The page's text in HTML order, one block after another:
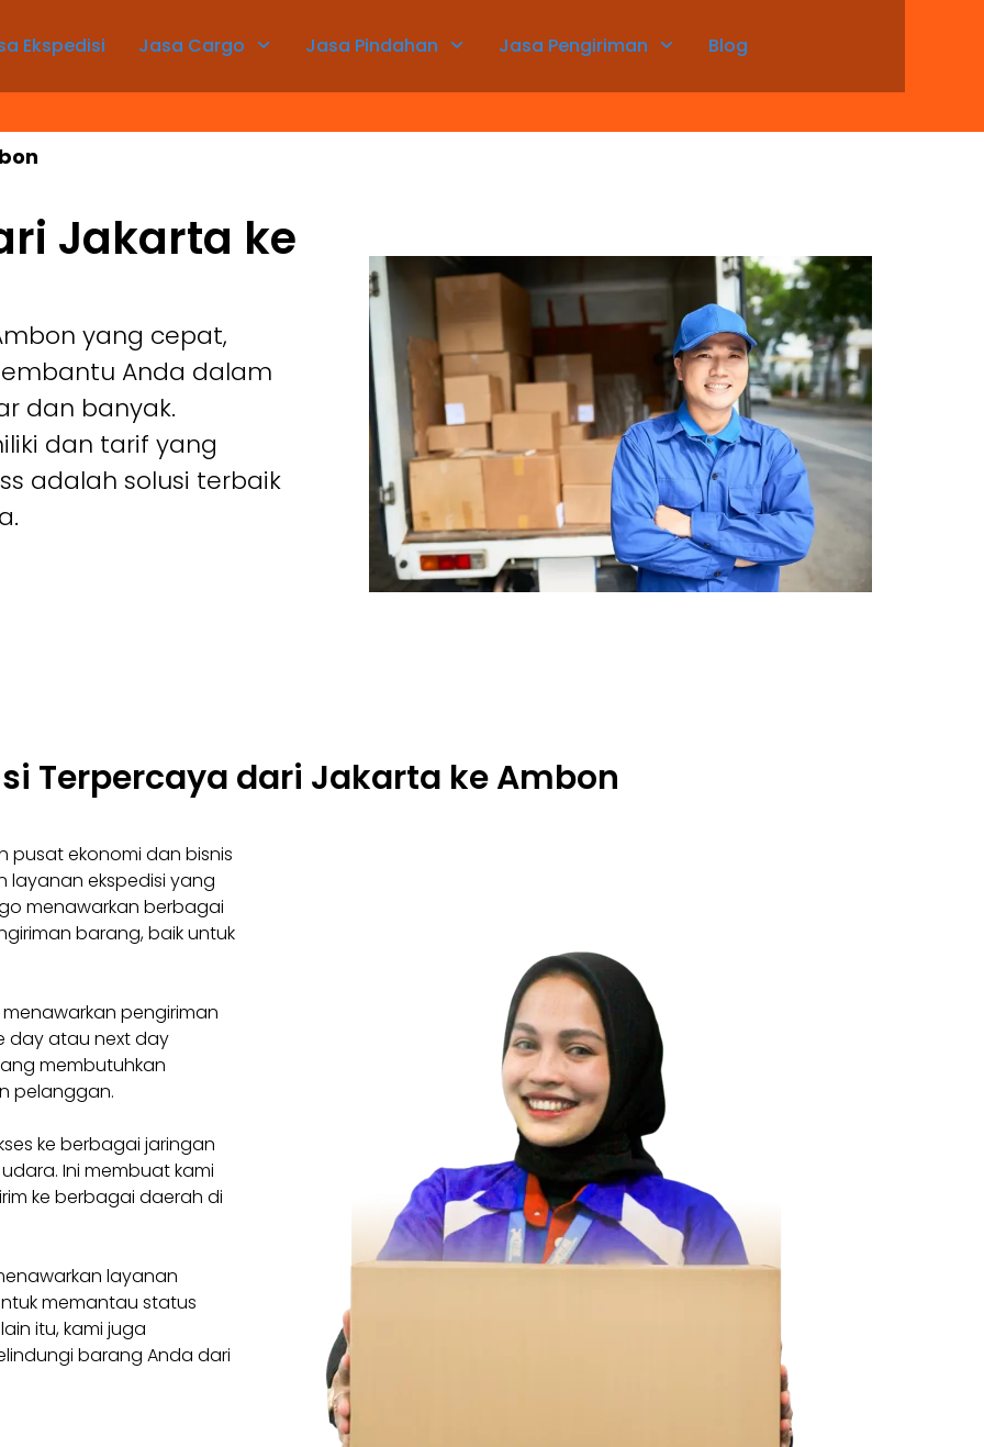
Ekspedisi Jasa Cargo Jasa Pindahan Jasa Pengiriman Blog
Jakarta ke
yang cepat,
Anda dalam
dan banyak.
dan tarif yang
adalah solusi terbaik
Terpercaya dari Jakarta ke Ambon
pusat ekonomi dan bisnis
layanan ekspedisi yang
menawarkan berbagai
barang, baik untuk
pengiriman
day atau next day
membutuhkan
pelanggan.
ke berbagai jaringan
Ini membuat kami
ke berbagai daerah di
layanan
memantau status
itu, kami juga
barang Anda dari